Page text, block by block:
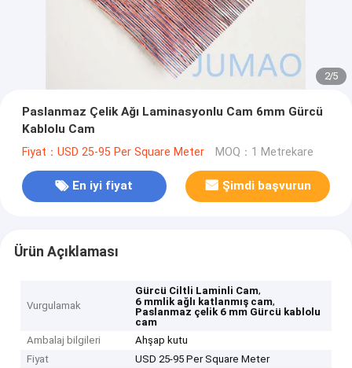
2/5
Paslanmaz Çelik Ağı Laminasyonlu Cam 6mm Gürcü
Kablolu Cam
Fiyat：USD 25-95 Per Square Meter MOQ：1 Metrekare
En iyi fiyat Şimdi başvurun
Ürün Açıklaması
Vurgulamak
Gürcü Ciltli Laminli Cam,
6 mmlik ağlı katlanmış cam,
Paslanmaz çelik 6 mm Gürcü kablolu
cam
Ambalaj bilgileri
Ahşap kutu
Fiyat
USD 25-95 Per Square Meter